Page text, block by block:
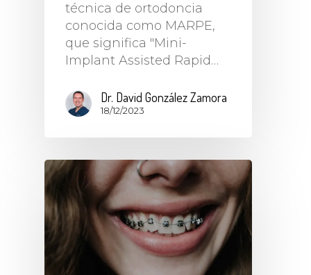
técnica de ortodoncia
conocida como MARPE,
que significa "Mini-
Implant Assisted Rapid…
Dr. David González Zamora
18/12/2023